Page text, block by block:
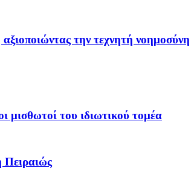
την τεχνητή νοημοσύνη
μισθωτοί του ιδιωτικού τομέα